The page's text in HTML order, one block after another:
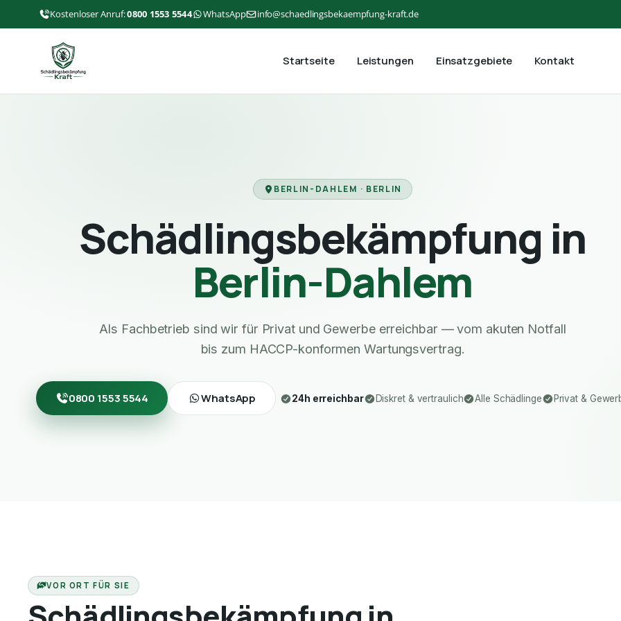
Kostenloser Anruf:0800 1553 5544 WhatsApp info@schaedlingsbekaempfung-kraft.de
Startseite Leistungen Einsatzgebiete Kontakt
BERLIN-DAHLEM · BERLIN
Schädlingsbekämpfung in
Berlin-Dahlem
Als Fachbetrieb sind wir für Privat und Gewerbe erreichbar — vom akuten Notfall
bis zum HACCP-konformen Wartungsvertrag.
0800 1553 5544 WhatsApp 24h erreichbar Diskret & vertraulich Alle Schädlinge Privat &
VOR ORT FÜR SIE